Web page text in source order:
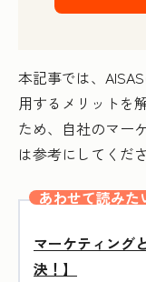
本記事では、
用するメリットを
ため、自社のマー
は参考にしてくださ
あわせて読みた
マーケティング
決！】